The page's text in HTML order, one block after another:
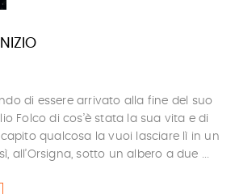
di essere arrivato alla fine del suo
Folco di cos’è stata la sua vita e di
capito qualcosa la vuoi lasciare lì in un
all’Orsigna, sotto un albero a due ...